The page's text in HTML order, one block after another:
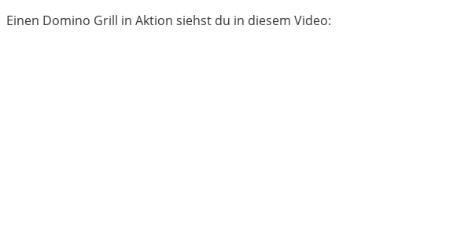
Einen Domino Grill in Aktion siehst du in diesem Video: